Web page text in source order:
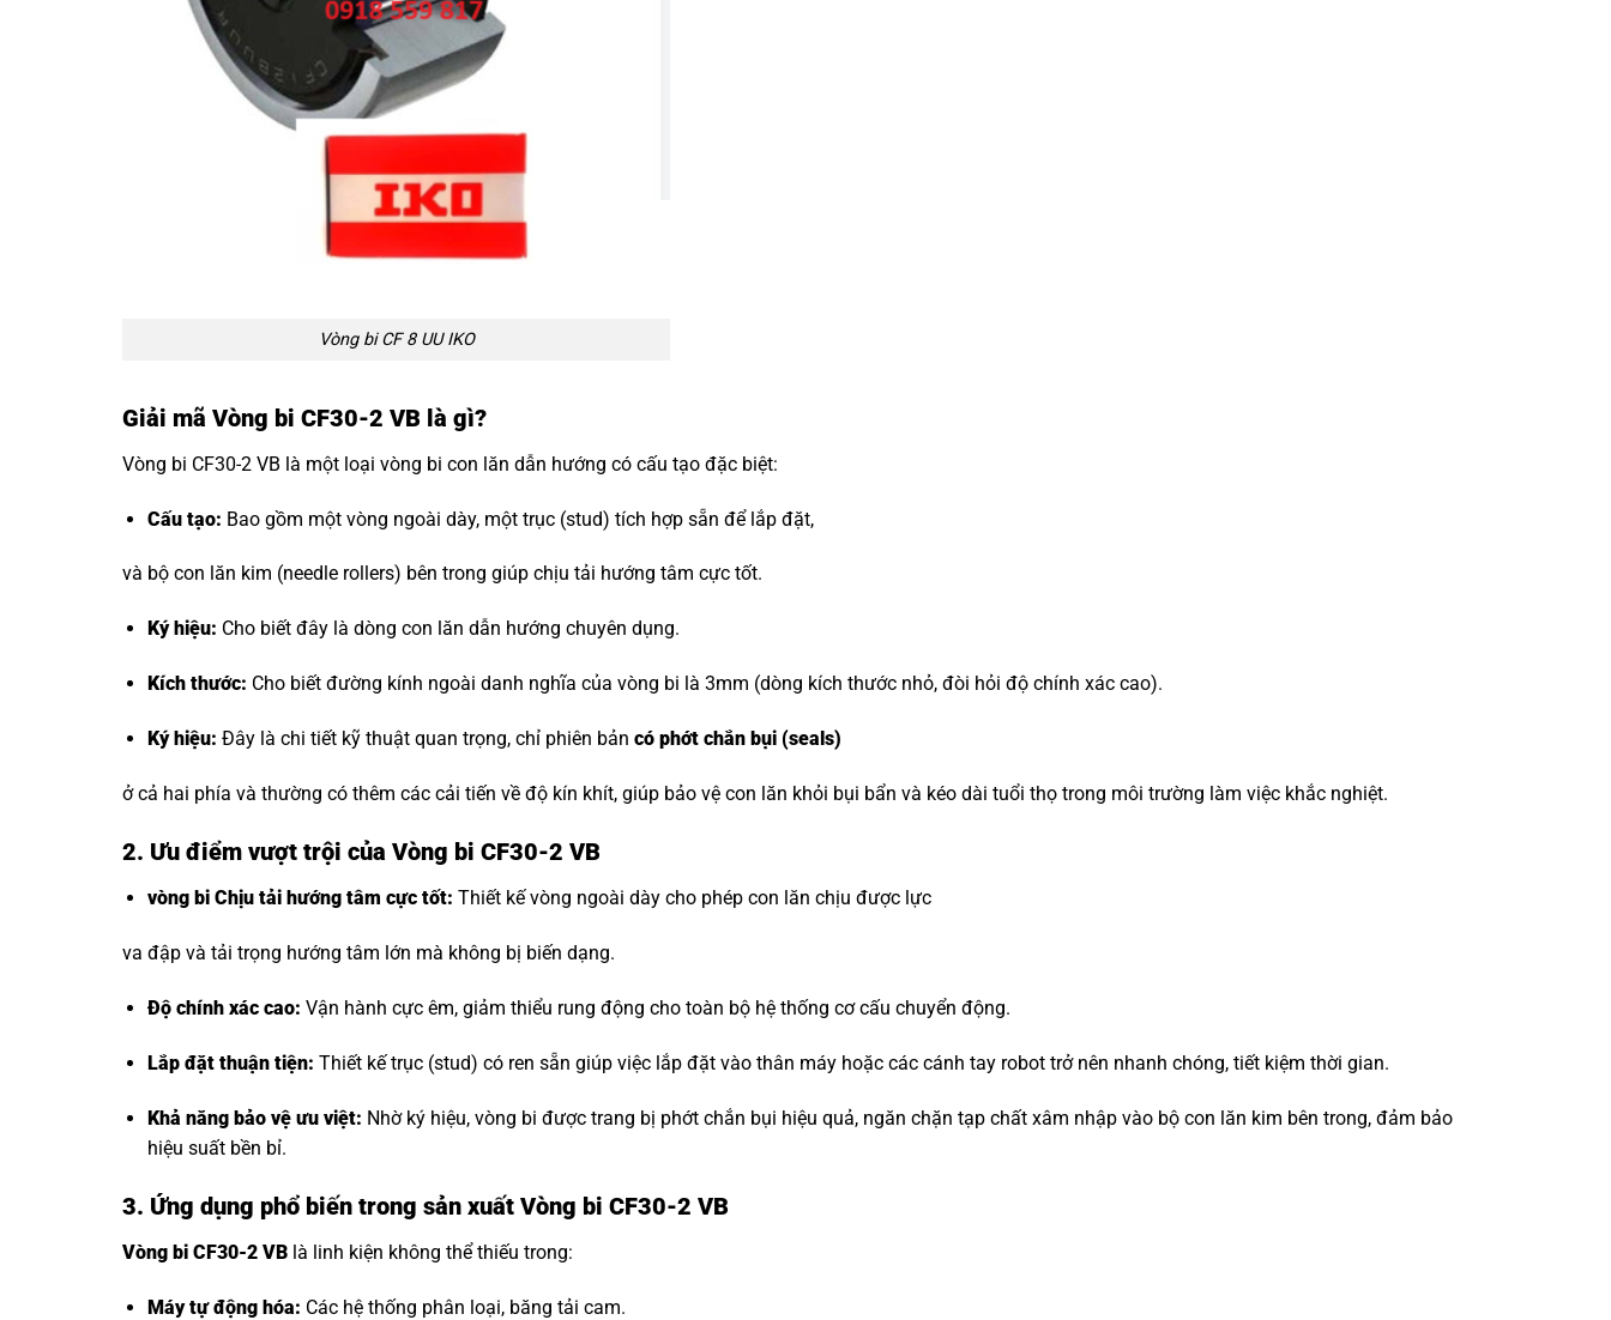
Vòng bi CF 8 UU IKO
Giải mã Vòng bi CF30-2 VB là gì?
Vòng bi CF30-2 VB là một loại vòng bi con lăn dẫn hướng có cấu tạo đặc biệt:
Cấu tạo: Bao gồm một vòng ngoài dày, một trục (stud) tích hợp sẵn để lắp đặt,
và bộ con lăn kim (needle rollers) bên trong giúp chịu tải hướng tâm cực tốt.
Ký hiệu: Cho biết đây là dòng con lăn dẫn hướng chuyên dụng.
Kích thước: Cho biết đường kính ngoài danh nghĩa của vòng bi là 3mm (dòng kích thước nhỏ, đòi hỏi độ chính xác cao).
Ký hiệu: Đây là chi tiết kỹ thuật quan trọng, chỉ phiên bản có phớt chắn bụi (seals)
ở cả hai phía và thường có thêm các cải tiến về độ kín khít, giúp bảo vệ con lăn khỏi bụi bẩn và kéo dài tuổi thọ trong môi trường làm việc khắc nghiệt.
2. Ưu điểm vượt trội của Vòng bi CF30-2 VB
vòng bi Chịu tải hướng tâm cực tốt: Thiết kế vòng ngoài dày cho phép con lăn chịu được lực
va đập và tải trọng hướng tâm lớn mà không bị biến dạng.
Độ chính xác cao: Vận hành cực êm, giảm thiểu rung động cho toàn bộ hệ thống cơ cấu chuyển động.
Lắp đặt thuận tiện: Thiết kế trục (stud) có ren sẵn giúp việc lắp đặt vào thân máy hoặc các cánh tay robot trở nên nhanh chóng, tiết kiệm thời gian.
Khả năng bảo vệ ưu việt: Nhờ ký hiệu, vòng bi được trang bị phớt chắn bụi hiệu quả, ngăn chặn tạp chất xâm nhập vào bộ con lăn kim bên trong, đảm bảo
hiệu suất bền bỉ.
3. Ứng dụng phổ biến trong sản xuất Vòng bi CF30-2 VB
Vòng bi CF30-2 VB là linh kiện không thể thiếu trong:
Máy tự động hóa: Các hệ thống phân loại, băng tải cam.